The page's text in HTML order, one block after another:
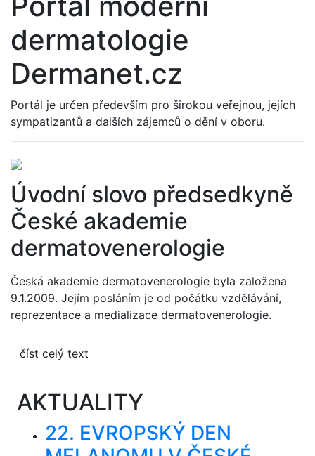
dermatologie
Dermanet.cz
Portál je určen především pro širokou veřejnou, jejích
sympatizantů a dalších zájemců o dění v oboru.
Úvodní slovo předsedkyně
České akademie
dermatovenerologie
Česká akademie dermatovenerologie byla založena
9.1.2009. Jejím posláním je od počátku vzdělávání,
reprezentace a medializace dermatovenerologie.
číst celý text
AKTUALITY
22. EVROPSKÝ DEN